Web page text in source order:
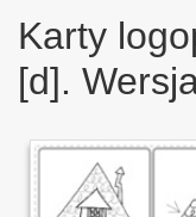
Karty
[d].